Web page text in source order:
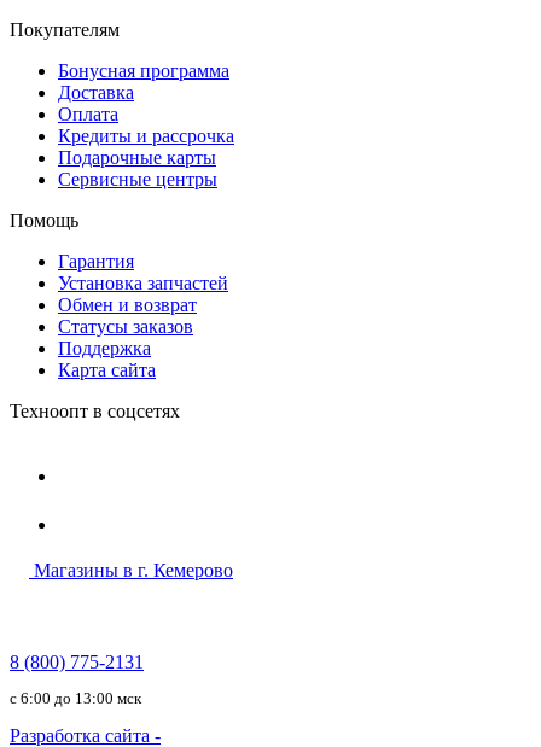
Покупателям
Бонусная программа
Доставка
Оплата
Кредиты и рассрочка
Подарочные карты
Сервисные центры
Помощь
Гарантия
Установка запчастей
Обмен и возврат
Статусы заказов
Поддержка
Карта сайта
Техноопт в соцсетях
Магазины в г. Кемерово
8 (800) 775-2131
c 6:00 до 13:00 мск
Разработка сайта -